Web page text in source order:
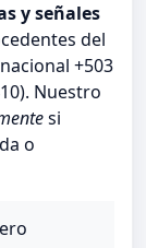
y señales
del
+503
Nuestro
si
o